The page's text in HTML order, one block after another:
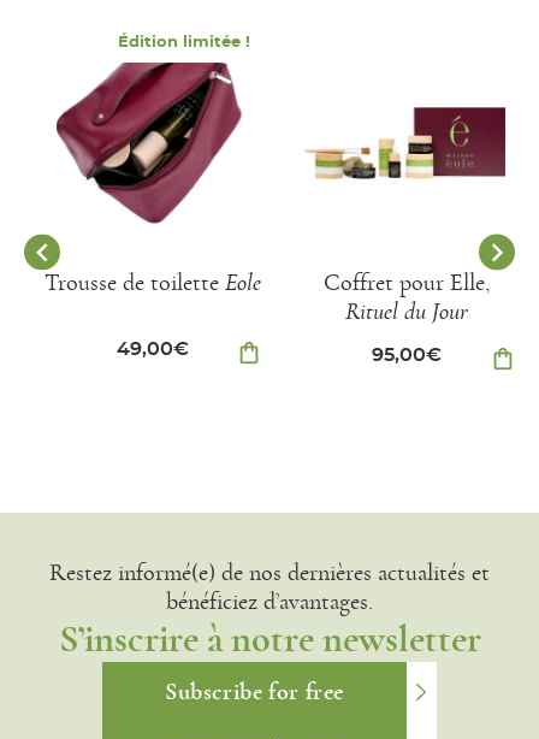
Trousse de toilette Eole
49,00€ shopping_bag
Coffret pour Elle,
Rituel du Jour
95,00€ shopping_bag
Restez informé(e) de nos dernières actualités et
bénéficiez d’avantages.
S’inscrire à notre newsletter
Subscribe for free